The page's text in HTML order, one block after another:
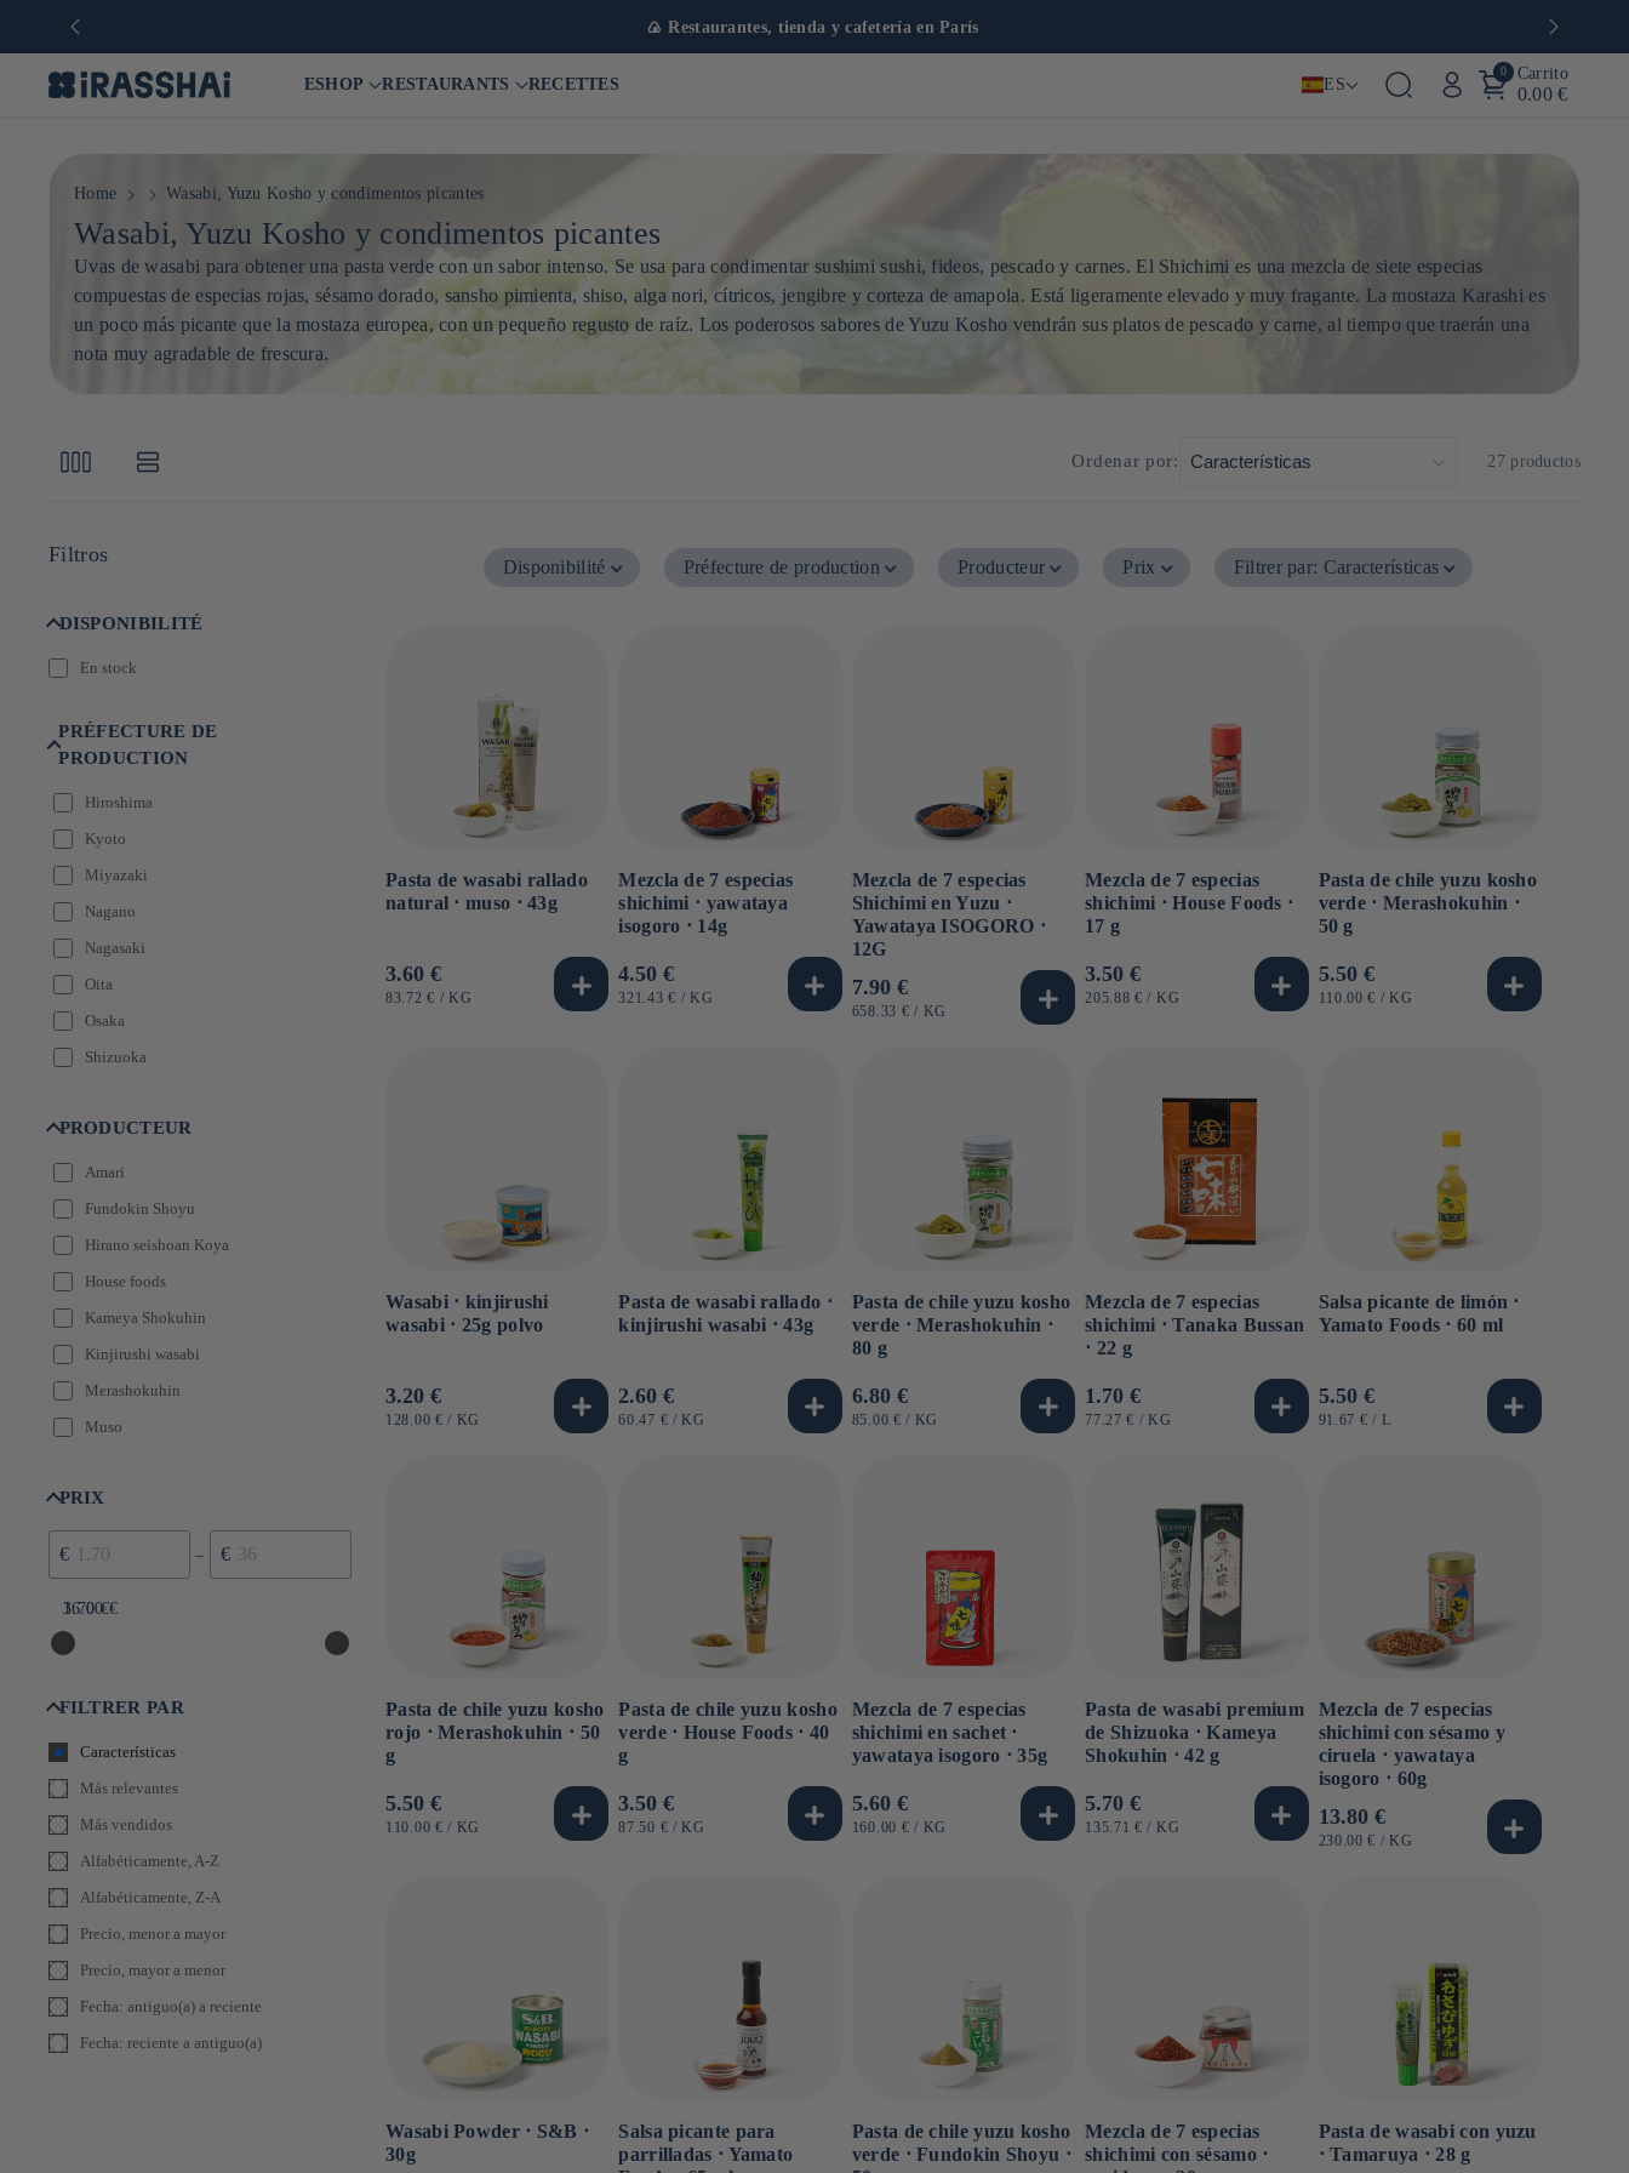
🍙 Restaurantes, tienda y cafetería en París
ESHOP RESTAURANTS RECETTES ES
0 Carrito
0.00 €
Home Wasabi, Yuzu Kosho y condimentos picantes
C
o
l
e
i
:
Wasabi, Yuzu Kosho y condimentos picantes
Uvas de wasabi para obtener una pasta verde con un sabor intenso. Se usa para condimentar sushimi sushi, fideos, pescado y carnes. El Shichimi es una mezcla de siete especias
compuestas de especias rojas, sésamo dorado, sansho pimienta, shiso, alga nori, cítricos, jengibre y corteza de amapola. Está ligeramente elevado y muy fragante. La mostaza Karashi es
un poco más picante que la mostaza europea, con un pequeño regusto de raíz. Los poderosos sabores de Yuzu Kosho vendrán sus platos de pescado y carne, al tiempo que traerán una
nota muy agradable de frescura.
Ordenar por: 27 productos
Filtros
DISPONIBILITÉ
En stock
PRÉFECTURE DE
PRODUCTION
Hiroshima
Kyoto
Miyazaki
Nagano
Nagasaki
Oita
Osaka
Shizuoka
Yamanashi
PRODUCTEUR
Amari
Fundokin Shoyu
Hirano seishoan Koya
House foods
Kameya Shokuhin
Kinjirushi wasabi
Merashokuhin
Muso
S&B
Suridane
Tanaka Bussan
PRIX
€ – €
1.70 €
36.00 €
FILTRER PAR
Características
Más relevantes
Más vendidos
Alfabéticamente, A-Z
Alfabéticamente, Z-A
Precio, menor a mayor
Precio, mayor a menor
Fecha: antiguo(a) a reciente
Fecha: reciente a antiguo(a)
Disponibilité Préfecture de production Producteur Prix Filtrer par: Características
Pasta de wasabi rallado
natural ⋅ muso ⋅ 43g
Precio
habitual
3.60 €
PRECIO
83.72 € / POR
KG
Mezcla de 7 especias
shichimi ⋅ yawataya
isogoro ⋅ 14g
Precio
habitual
4.50 €
PRECIO
321.43 € / POR
KG
Mezcla de 7 especias
Shichimi en Yuzu ⋅
Yawataya ISOGORO ⋅
12G
Precio
habitual
7.90 €
PRECIO
658.33 € / POR
KG
Mezcla de 7 especias
shichimi ⋅ House Foods ⋅
17 g
Precio
habitual
3.50 €
PRECIO
205.88 € / POR
KG
Pasta de chile yuzu kosho
verde ⋅ Merashokuhin ⋅
50 g
Precio
habitual
5.50 €
PRECIO
110.00 € / POR
KG
Wasabi ⋅ kinjirushi
wasabi ⋅ 25g polvo
Precio
habitual
3.20 €
PRECIO
128.00 € / POR
KG
Pasta de wasabi rallado ⋅
kinjirushi wasabi ⋅ 43g
Precio
habitual
2.60 €
PRECIO
60.47 € / POR
KG
Pasta de chile yuzu kosho
verde ⋅ Merashokuhin ⋅
80 g
Precio
habitual
6.80 €
PRECIO
85.00 € / POR
KG
Mezcla de 7 especias
shichimi ⋅ Tanaka Bussan
⋅ 22 g
Precio
habitual
1.70 €
PRECIO
77.27 € / POR
KG
Salsa picante de limón ⋅
Yamato Foods ⋅ 60 ml
Precio
habitual
5.50 €
PRECIO
91.67 € / POR
L
Pasta de chile yuzu kosho
rojo ⋅ Merashokuhin ⋅ 50
g
Precio
habitual
5.50 €
PRECIO
110.00 € / POR
KG
Pasta de chile yuzu kosho
verde ⋅ House Foods ⋅ 40
g
Precio
habitual
3.50 €
PRECIO
87.50 € / POR
KG
Mezcla de 7 especias
shichimi en sachet ⋅
yawataya isogoro ⋅ 35g
Precio
habitual
5.60 €
PRECIO
160.00 € / POR
KG
Pasta de wasabi premium
de Shizuoka ⋅ Kameya
Shokuhin ⋅ 42 g
Precio
habitual
5.70 €
PRECIO
135.71 € / POR
KG
Mezcla de 7 especias
shichimi con sésamo y
ciruela ⋅ yawataya
isogoro ⋅ 60g
Precio
habitual
13.80 €
PRECIO
230.00 € / POR
KG
Wasabi Powder ⋅ S&B ⋅
30g
Salsa picante para
parrilladas ⋅ Yamato
Pasta de chile yuzu kosho
verde ⋅ Fundokin Shoyu ⋅
Mezcla de 7 especias
shichimi con sésamo ⋅
Pasta de wasabi con yuzu
⋅ Tamaruya ⋅ 28 g